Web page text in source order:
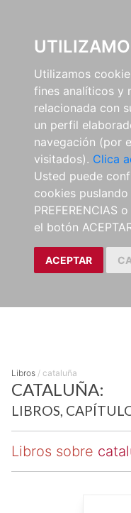
Utilizamos
fines analíticos y
relacionada con
un perfil
navegación (por
visitados). Clica
Usted puede
cookies
PREFERENCIAS
el botón
ACEPTAR
Libros / cataluña
CATALUÑA:
LIBROS,
Libros sobre